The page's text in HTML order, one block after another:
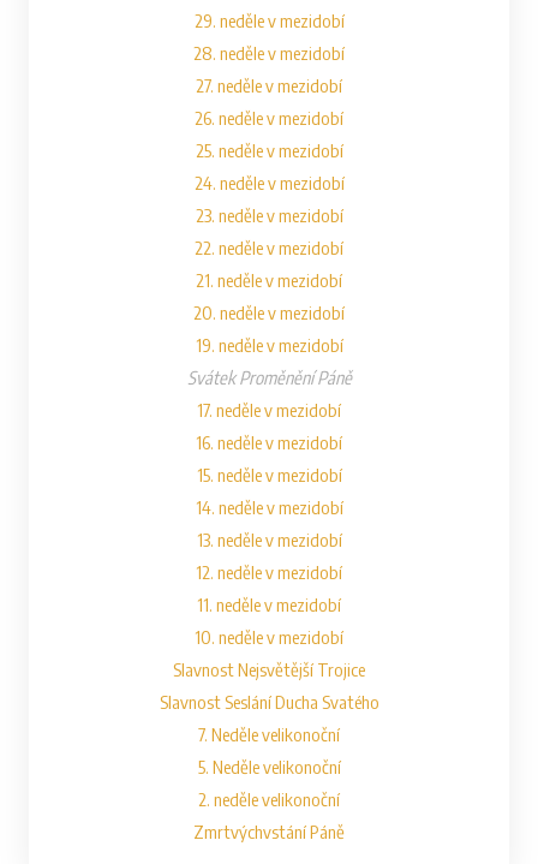
29. neděle v mezidobí
28. neděle v mezidobí
27. neděle v mezidobí
26. neděle v mezidobí
25. neděle v mezidobí
24. neděle v mezidobí
23. neděle v mezidobí
22. neděle v mezidobí
21. neděle v mezidobí
20. neděle v mezidobí
19. neděle v mezidobí
Svátek Proměnění Páně
17. neděle v mezidobí
16. neděle v mezidobí
15. neděle v mezidobí
14. neděle v mezidobí
13. neděle v mezidobí
12. neděle v mezidobí
11. neděle v mezidobí
10. neděle v mezidobí
Slavnost Nejsvětější Trojice
Slavnost Seslání Ducha Svatého
7. Neděle velikonoční
5. Neděle velikonoční
2. neděle velikonoční
Zmrtvýchvstání Páně